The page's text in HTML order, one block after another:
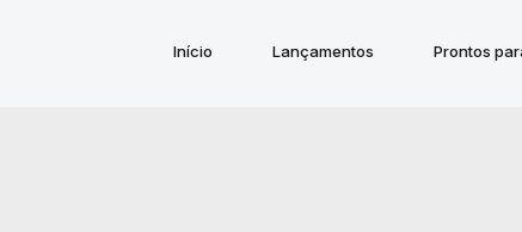
Prontos
Lançamentos
Início